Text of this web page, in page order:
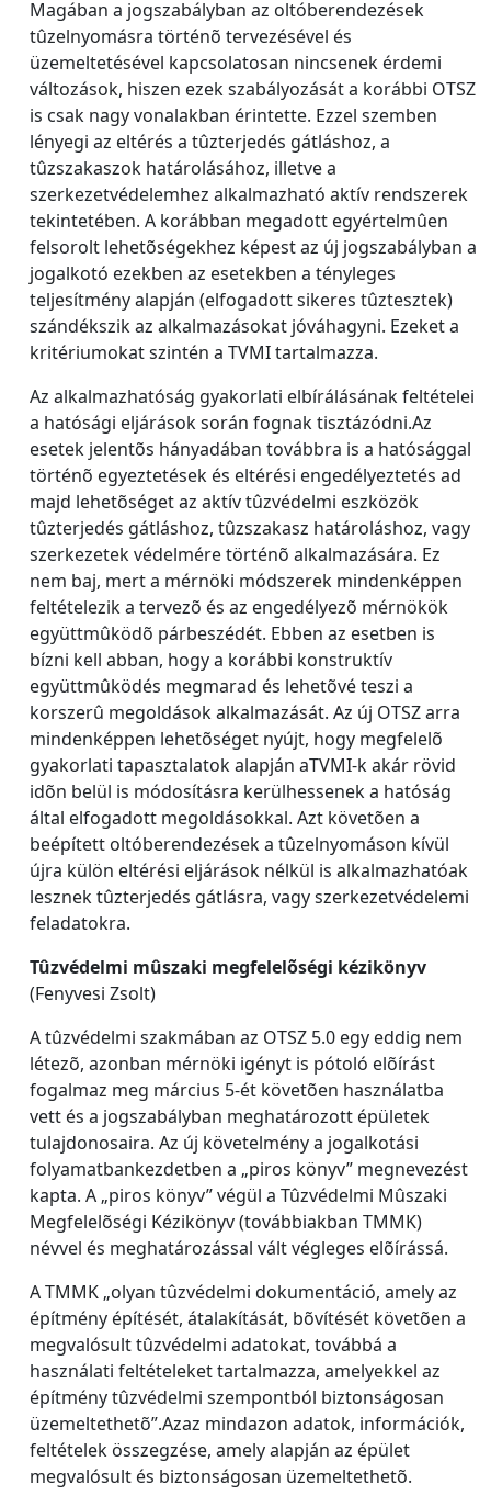
Magában a jogszabályban az oltóberendezések
tûzelnyomásra történõ tervezésével és
üzemeltetésével kapcsolatosan nincsenek érdemi
változások, hiszen ezek szabályozását a korábbi OTSZ
is csak nagy vonalakban érintette. Ezzel szemben
lényegi az eltérés a tûzterjedés gátláshoz, a
tûzszakaszok határolásához, illetve a
szerkezetvédelemhez alkalmazható aktív rendszerek
tekintetében. A korábban megadott egyértelmûen
felsorolt lehetõségekhez képest az új jogszabályban a
jogalkotó ezekben az esetekben a tényleges
teljesítmény alapján (elfogadott sikeres tûztesztek)
szándékszik az alkalmazásokat jóváhagyni. Ezeket a
kritériumokat szintén a TVMI tartalmazza.
Az alkalmazhatóság gyakorlati elbírálásának feltételei
a hatósági eljárások során fognak tisztázódni.Az
esetek jelentõs hányadában továbbra is a hatósággal
történõ egyeztetések és eltérési engedélyeztetés ad
majd lehetõséget az aktív tûzvédelmi eszközök
tûzterjedés gátláshoz, tûzszakasz határoláshoz, vagy
szerkezetek védelmére történõ alkalmazására. Ez
nem baj, mert a mérnöki módszerek mindenképpen
feltételezik a tervezõ és az engedélyezõ mérnökök
együttmûködõ párbeszédét. Ebben az esetben is
bízni kell abban, hogy a korábbi konstruktív
együttmûködés megmarad és lehetõvé teszi a
korszerû megoldások alkalmazását. Az új OTSZ arra
mindenképpen lehetõséget nyújt, hogy megfelelõ
gyakorlati tapasztalatok alapján aTVMI-k akár rövid
idõn belül is módosításra kerülhessenek a hatóság
által elfogadott megoldásokkal. Azt követõen a
beépített oltóberendezések a tûzelnyomáson kívül
újra külön eltérési eljárások nélkül is alkalmazhatóak
lesznek tûzterjedés gátlásra, vagy szerkezetvédelemi
feladatokra.
Tûzvédelmi mûszaki megfelelõségi kézikönyv
(Fenyvesi Zsolt)
A tûzvédelmi szakmában az OTSZ 5.0 egy eddig nem
létezõ, azonban mérnöki igényt is pótoló elõírást
fogalmaz meg március 5-ét követõen használatba
vett és a jogszabályban meghatározott épületek
tulajdonosaira. Az új követelmény a jogalkotási
folyamatbankezdetben a „piros könyv” megnevezést
kapta. A „piros könyv” végül a Tûzvédelmi Mûszaki
Megfelelõségi Kézikönyv (továbbiakban TMMK)
névvel és meghatározással vált végleges elõírássá.
A TMMK „olyan tûzvédelmi dokumentáció, amely az
építmény építését, átalakítását, bõvítését követõen a
megvalósult tûzvédelmi adatokat, továbbá a
használati feltételeket tartalmazza, amelyekkel az
építmény tûzvédelmi szempontból biztonságosan
üzemeltethetõ”.Azaz mindazon adatok, információk,
feltételek összegzése, amely alapján az épület
megvalósult és biztonságosan üzemeltethetõ.